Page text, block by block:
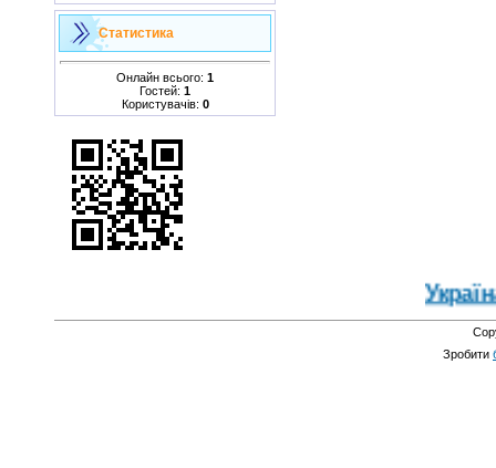
Статистика
Онлайн всього: 1
Гостей: 1
Користувачів: 0
Зробити